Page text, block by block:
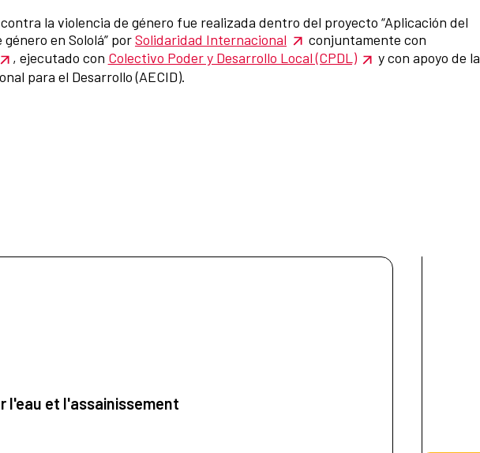
la violencia de género fue realizada dentro del proyecto “Aplicación del
en Sololá” porSolidaridad Internacional
conjuntamente con
, ejecutado con Colectivo Poder y Desarrollo Local (CPDL)
y con apoyo de la
para el Desarrollo (AECID).
l'eau et l'assainissement